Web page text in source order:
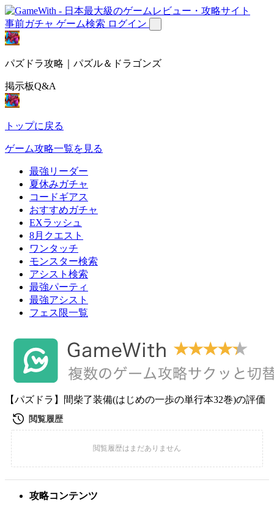
事前ガチャ ゲーム検索 ログイン
パズドラ攻略｜パズル＆ドラゴンズ
掲示板Q&A
トップに戻る
ゲーム攻略一覧を見る
最強リーダー
夏休みガチャ
コードギアス
おすすめガチャ
EXラッシュ
8月クエスト
ワンタッチ
モンスター検索
アシスト検索
最強パーティ
最強アシスト
フェス限一覧
【パズドラ】間柴了装備(はじめの一歩の単行本32巻)の評価
攻略コンテンツ